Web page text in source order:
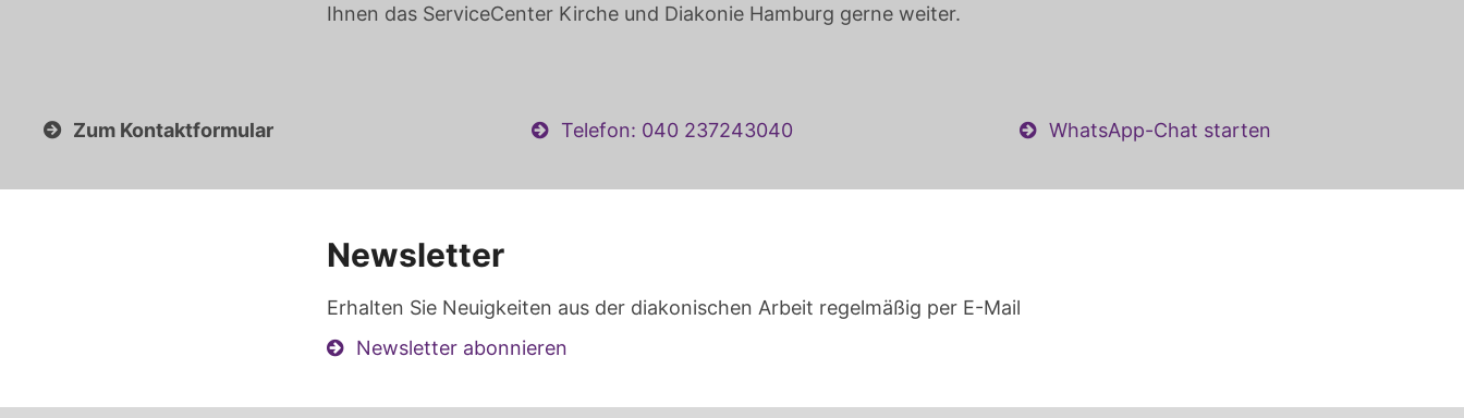
Ihnen das ServiceCenter Kirche und Diakonie Hamburg gerne weiter.
Zum Kontaktformular Telefon: 040 237243040 WhatsApp-Chat starten
Newsletter
Erhalten Sie Neuigkeiten aus der diakonischen Arbeit regelmäßig per E-Mail
Newsletter abonnieren